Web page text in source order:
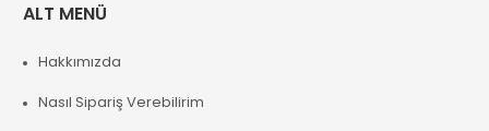
ALT MENÜ
Hakkımızda
Nasıl Sipariş Verebilirim